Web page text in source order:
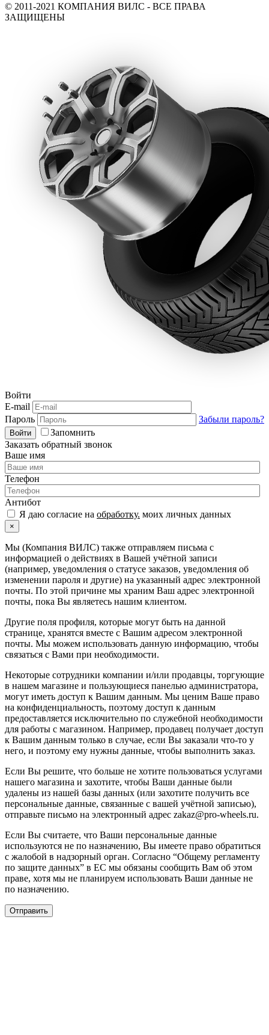
© 2011-2021 КОМПАНИЯ ВИЛС - ВСЕ ПРАВА
ЗАЩИЩЕНЫ
Войти
E-mail
Пароль
Забыли пароль?
Войти
Запомнить
Заказать обратный звонок
Ваше имя
Телефон
Антибот
Я даю согласие на обработку. моих личных данных
×
Мы (Компания ВИЛС) также отправляем письма с
информацией о действиях в Вашей учётной записи
(например, уведомления о статусе заказов, уведомления об
изменении пароля и другие) на указанный адрес электронной
почты. По этой причине мы храним Ваш адрес электронной
почты, пока Вы являетесь нашим клиентом.
Другие поля профиля, которые могут быть на данной
странице, хранятся вместе с Вашим адресом электронной
почты. Мы можем использовать данную информацию, чтобы
связаться с Вами при необходимости.
Некоторые сотрудники компании и/или продавцы, торгующие
в нашем магазине и пользующиеся панелью администратора,
могут иметь доступ к Вашим данным. Мы ценим Ваше право
на конфиденциальность, поэтому доступ к данным
предоставляется исключительно по служебной необходимости
для работы с магазином. Например, продавец получает доступ
к Вашим данным только в случае, если Вы заказали что-то у
него, и поэтому ему нужны данные, чтобы выполнить заказ.
Если Вы решите, что больше не хотите пользоваться услугами
нашего магазина и захотите, чтобы Ваши данные были
удалены из нашей базы данных (или захотите получить все
персональные данные, связанные с вашей учётной записью),
отправьте письмо на электронный адрес zakaz@pro-wheels.ru.
Если Вы считаете, что Ваши персональные данные
используются не по назначению, Вы имеете право обратиться
с жалобой в надзорный орган. Согласно “Общему регламенту
по защите данных” в ЕС мы обязаны сообщить Вам об этом
праве, хотя мы не планируем использовать Ваши данные не
по назначению.
Отправить